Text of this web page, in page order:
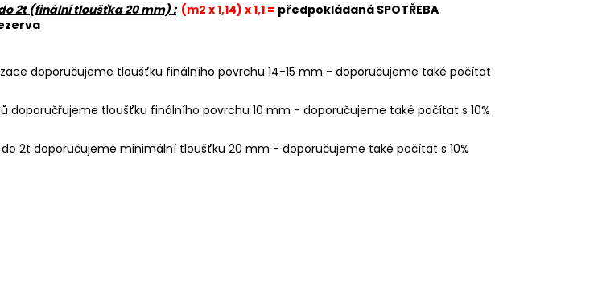
do 2t (finální tloušťka 20 mm) : (m2 x 1,14) x 1,1 = předpokládaná SPOTŘEBA
doporučujeme tloušťku finálního povrchu 14-15 mm - doporučujeme také počítat
doporučřujeme tloušťku finálního povrchu 10 mm - doporučujeme také počítat s 10%
2t doporučujeme minimální tloušťku 20 mm - doporučujeme také počítat s 10%